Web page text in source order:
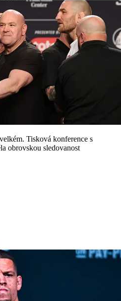
Tisková konference s
obrovskou sledovanost